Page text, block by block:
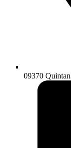
09370